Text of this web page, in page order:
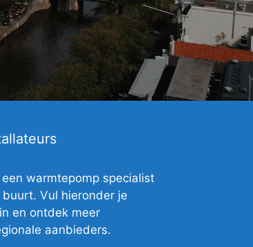
warmtepomp specialist
Vul hieronder je
en ontdek meer
aanbieders.